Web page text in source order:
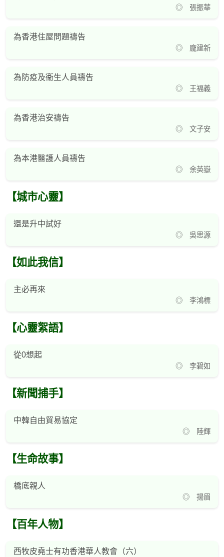
◎ 張振華
為香港住屋問題禱告
◎ 龐建新
為防疫及衞生人員禱告
◎ 王福義
為香港治安禱告
◎ 文子安
為本港醫護人員禱告
◎ 余英嶽
【城市心靈】
還是升中試好
◎ 吳思源
【如此我信】
主必再來
◎ 李鴻標
【心靈絮語】
從0想起
◎ 李碧如
【新聞捕手】
中韓自由貿易協定
◎ 陸輝
【生命故事】
橋底親人
◎ 揚眉
【百年人物】
西牧皮堯士有功香港華人教會（六）